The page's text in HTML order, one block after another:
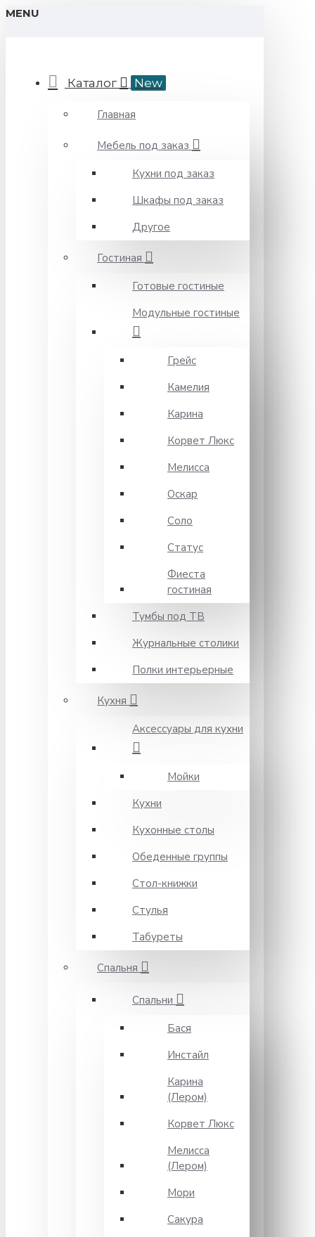
MENU
Каталог New
Главная
Мебель под заказ
Кухни под заказ
Шкафы под заказ
Другое
Гостиная
Готовые гостиные
Модульные гостиные
Грейс
Камелия
Карина
Корвет Люкс
Мелисса
Оскар
Соло
Статус
Фиеста
гостиная
Тумбы под ТВ
Журнальные столики
Полки интерьерные
Кухня
Аксессуары для кухни
Мойки
Кухни
Кухонные столы
Обеденные группы
Стол-книжки
Стулья
Табуреты
Спальня
Спальни
Бася
Инстайл
Карина
(Лером)
Корвет Люкс
Мелисса
(Лером)
Мори
Сакура